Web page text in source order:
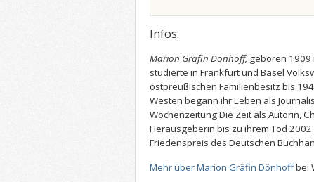
Infos:
Marion Gräfin Dönhoff, geboren 1909
studierte in Frankfurt und Basel
ostpreußischen Familienbesitz bis
Westen begann ihr Leben als
Wochenzeitung Die Zeit als Autorin,
Herausgeberin bis zu ihrem Tod
Friedenspreis des Deutschen
Mehr über Marion Gräfin Dönhoffbei